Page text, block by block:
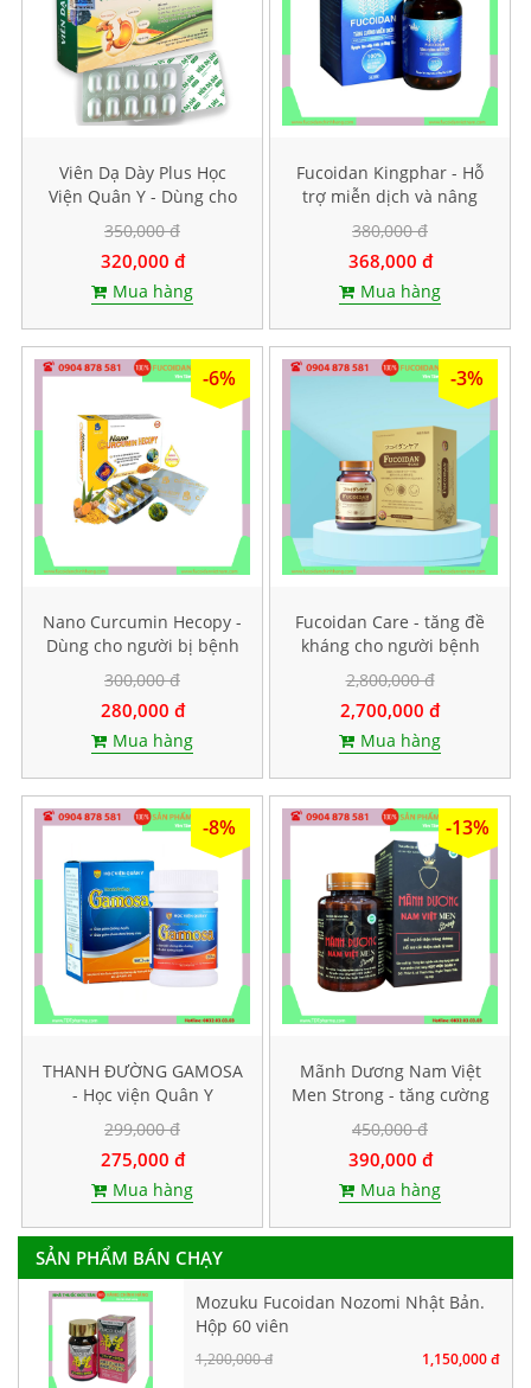
Viên Dạ Dày Plus Học
Viện Quân Y - Dùng cho
người bị bệnh dạ dày.
Hộp 30 viên
350,000 đ
320,000 đ
Mua hàng
Fucoidan Kingphar - Hỗ
trợ miễn dịch và nâng
cao sức đề kháng, Hộp 40
viên
380,000 đ
368,000 đ
Mua hàng
-6%
Nano Curcumin Hecopy -
Dùng cho người bị bệnh
dạ dày. Hộp 60 viên
300,000 đ
280,000 đ
Mua hàng
-3%
Fucoidan Care - tăng đề
kháng cho người bệnh
ung thư, Hộp 60 viên
nang cứng
2,800,000 đ
2,700,000 đ
Mua hàng
-8%
THANH ĐƯỜNG GAMOSA
- Học viện Quân Y
299,000 đ
275,000 đ
Mua hàng
-13%
Mãnh Dương Nam Việt
Men Strong - tăng cường
sinh lý nam
450,000 đ
390,000 đ
Mua hàng
SẢN PHẨM BÁN CHẠY
Mozuku Fucoidan Nozomi Nhật Bản.
Hộp 60 viên
1,200,000 đ 1,150,000 đ